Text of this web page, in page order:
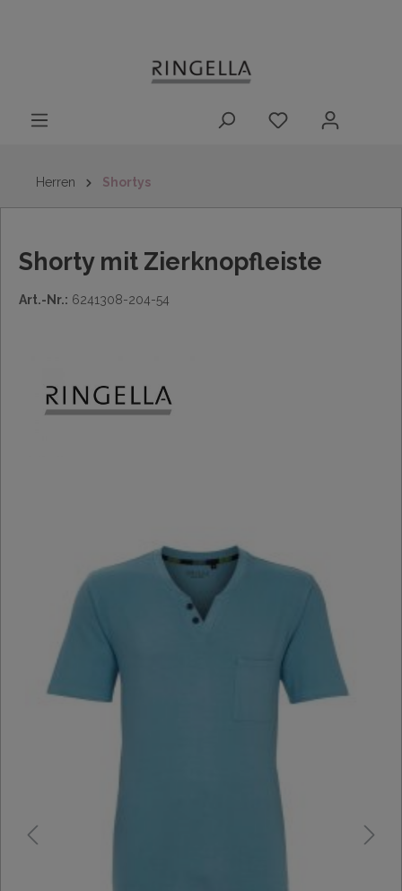
Herren Shortys
Shorty mit Zierknopfleiste
Art.-Nr.: 6241308-204-54